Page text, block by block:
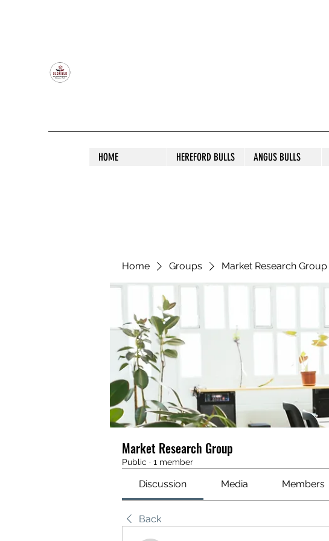
HOME HEREFORD BULLS ANGUS BULLS
Home Groups Market Research Group
Market Research Group
Public · 1 member
Discussion Media Members
Back